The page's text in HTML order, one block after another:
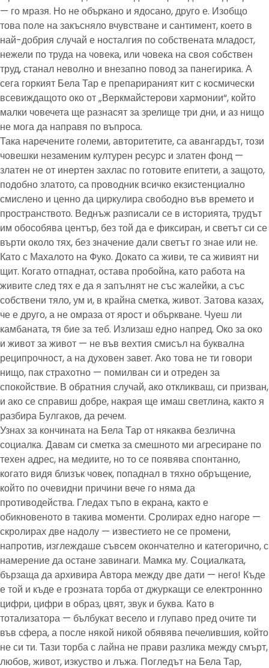
— го мразя. Но не объркано и ядосано, друго е. Изобщо
това поле на закъсняло вчувстване и сантимент, което в
най-добрия случай е носталгия по собствената младост,
нежели по труда на човека, или човека на своя собствен
труд, станал неволно и внезапно повод за панегирика. А
сега горкият Бела Тар е препарираният кит с космически
всевиждащото око от „Веркмайстерови хармонии“, който
малки човечета ще разнасят за зрелище три дни, и аз нищо
не мога да направя по въпроса.
Така наречените големи, авторитетите, са авангардът, този
човешки незаменим културен ресурс и златен фонд —
златен не от инертен захлас по готовите епитети, а защото,
подобно златото, са проводник всичко екзистенциално
смислено и ценно да циркулира свободно във времето и
пространството. Веднъж разписали се в историята, трудът
им обособява център, без той да е фиксиран, и светът си се
върти около тях, без значение дали светът го знае или не.
Като с Махалото на Фуко. Докато са живи, те са живият ни
щит. Когато отпаднат, остава пробойна, като работа на
живите след тях е да я запълнят не със жалейки, а със
собствени тяло, ум и, в крайна сметка, живот. Затова казах,
че е друго, а не омраза от ярост и объркване. Чуеш ли
камбаната, тя бие за теб. Излизаш едно напред. Око за око
и живот за живот — не във вехтия смисъл на буквална
реципрочност, а на духовен завет. Ако това не ти говори
нищо, пак страхотно — помилван си и отреден за
спокойствие. В обратния случай, ако откликваш, си призван,
и ако се справиш добре, накрая ще имаш светлина, както я
разбира Булгаков, да речем.
Узнах за кончината на Бела Тар от някаква безлична
социалка. Давам си сметка за смешното ми агресиране по
техен адрес, на медиите, но то се появява спонтанно,
когато видя близък човек, попаднал в тяхно обръщение,
който по очевидни причини вече го няма да
противодейства. Гледах тъпо в екрана, както е
обикновеното в такива моменти. Сролирах едно нагоре —
скролирах две надолу — известието не се промени,
напротив, изглеждаше съвсем окончателно и категорично, с
намерение да остане завинаги. Мамка му. Социалката,
бързаща да архивира Автора между две дати — него! Къде
е той и къде е грозната торба от джуркащи се електроннно
цифри, цифри в образ, цвят, звук и буква. Като в
тотализатора — бълбукат весело и глупаво пред очите ти
във сфера, а после някой никой обявява печелившия, който
не си ти. Тази торба с лайна не прави разлика между смърт,
любов, живот, изкуство и лъжа. Погледът на Бела Тар,